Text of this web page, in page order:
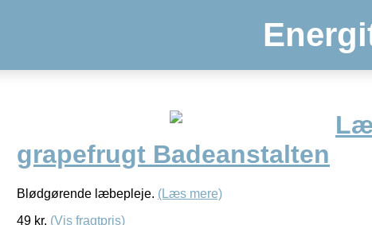
grapefrugt Badeanstalten
Blødgørende læbepleje. (Læs mere)
49 kr. (Vis fragtpris)